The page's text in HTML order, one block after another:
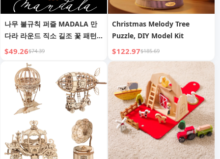
나무 불규칙 퍼즐 MADALA 만
다라 라운드 직소 길조 꽃 패턴
토템
$49.26$74.39
Christmas Melody Tree
Puzzle, DIY Model Kit
$122.97$185.69